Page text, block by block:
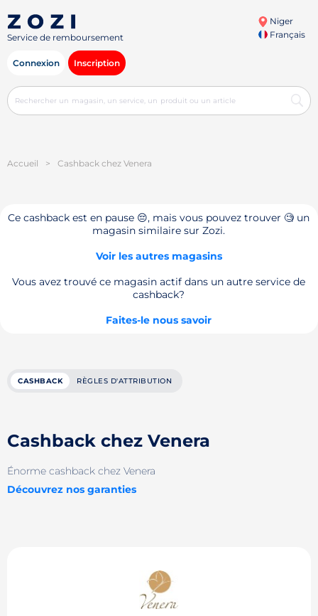
Service de remboursement
Niger
Français
Connexion Inscription
Accueil > Cashback chez Venera
Ce cashback est en pause 😔, mais vous pouvez trouver 🧐 un
magasin similaire sur Zozi.
Voir les autres magasins
Vous avez trouvé ce magasin actif dans un autre service de
cashback?
Faites-le nous savoir
CASHBACK RÈGLES D'ATTRIBUTION
Cashback chez Venera
Énorme cashback chez Venera
Découvrez nos garanties